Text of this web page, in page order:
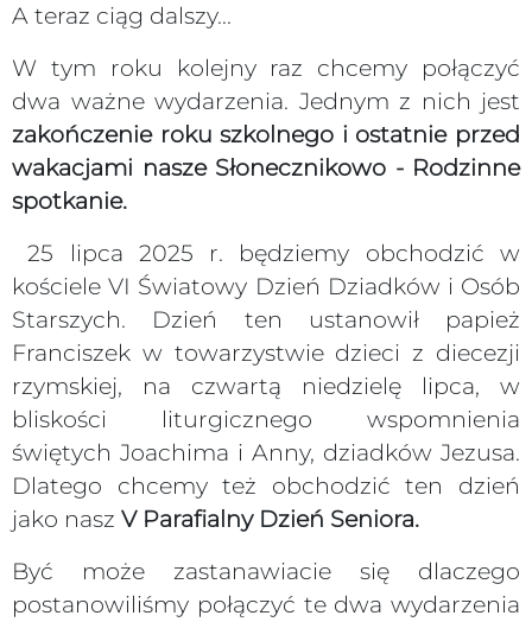
A teraz ciąg dalszy...
W tym roku kolejny raz chcemy połączyć
dwa ważne wydarzenia. Jednym z nich jest
zakończenie roku szkolnego i ostatnie przed
wakacjami nasze Słonecznikowo - Rodzinne
spotkanie.
25 lipca 2025 r. będziemy obchodzić w
kościele VI Światowy Dzień Dziadków i Osób
Starszych.
Dzień ten ustanowił papież
Franciszek w towarzystwie dzieci z diecezji
rzymskiej, na czwartą niedzielę lipca, w
bliskości liturgicznego wspomnienia
świętych Joachima i Anny, dziadków Jezusa.
Dlatego chcemy też obchodzić ten dzień
jako nasz V Parafialny Dzień Seniora.
Być może zastanawiacie się dlaczego
postanowiliśmy połączyć te dwa wydarzenia